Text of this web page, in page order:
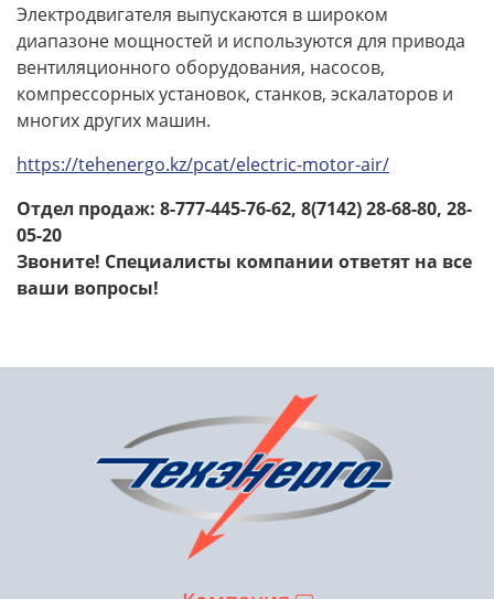
Электродвигателя выпускаются в широком
диапазоне мощностей и используются для привода
вентиляционного оборудования, насосов,
компрессорных установок, станков, эскалаторов и
многих других машин.
https://tehenergo.kz/pcat/electric-motor-air/
Отдел продаж: 8-777-445-76-62, 8(7142) 28-68-80, 28-
05-20
Звоните! Специалисты компании ответят на все
ваши вопросы!